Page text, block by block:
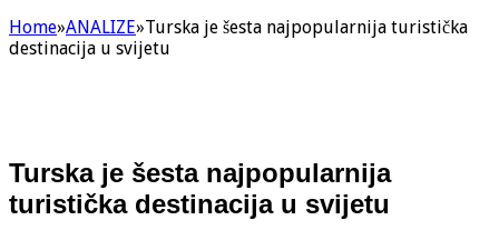
Home»ANALIZE»Turska je šesta najpopularnija turistička
destinacija u svijetu
Turska je šesta najpopularnija
turistička destinacija u svijetu